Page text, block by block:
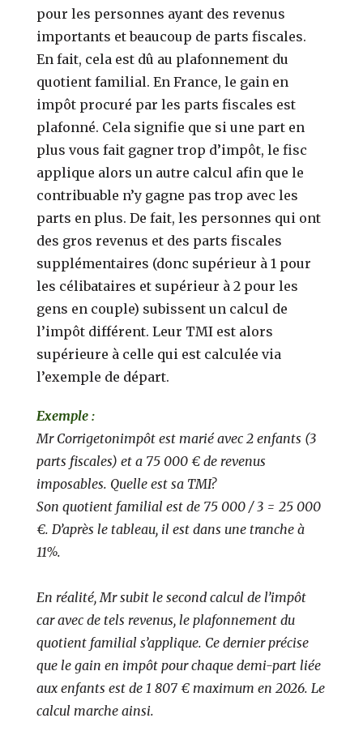
pour les personnes ayant des revenus
importants et beaucoup de parts fiscales.
En fait, cela est dû au plafonnement du
quotient familial. En France, le gain en
impôt procuré par les parts fiscales est
plafonné. Cela signifie que si une part en
plus vous fait gagner trop d’impôt, le fisc
applique alors un autre calcul afin que le
contribuable n’y gagne pas trop avec les
parts en plus. De fait, les personnes qui ont
des gros revenus et des parts fiscales
supplémentaires (donc supérieur à 1 pour
les célibataires et supérieur à 2 pour les
gens en couple) subissent un calcul de
l’impôt différent. Leur TMI est alors
supérieure à celle qui est calculée via
l’exemple de départ.
Exemple :
Mr Corrigetonimpôt est marié avec 2 enfants (3
parts fiscales) et a 75 000 € de revenus
imposables. Quelle est sa TMI?
Son quotient familial est de 75 000 / 3 = 25 000
€. D’après le tableau, il est dans une tranche à
11%.
En réalité, Mr subit le second calcul de l’impôt
car avec de tels revenus, le plafonnement du
quotient familial s’applique. Ce dernier précise
que le gain en impôt pour chaque demi-part liée
aux enfants est de 1 807 € maximum en 2026. Le
calcul marche ainsi.